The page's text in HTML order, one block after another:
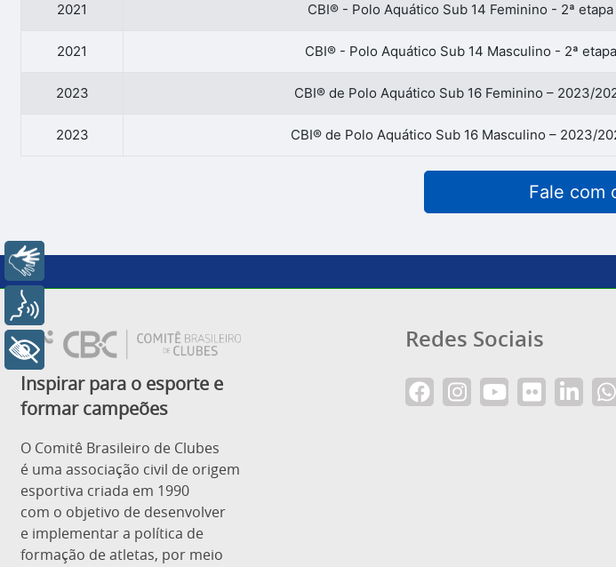
2021 CBI® - Polo Aquático Sub 14 Feminino - 2ª etapa
2021 CBI® - Polo Aquático Sub 14 Masculino - 2ª etapa
2023 CBI® de Polo Aquático Sub 16 Feminino – 2023/
2023 CBI® de Polo Aquático Sub 16 Masculino – 2023/
Fale com
Inspirar para o esporte e
formar campeões
O Comitê Brasileiro de Clubes
é uma associação civil de origem
esportiva criada em 1990
com o objetivo de desenvolver
e implementar a política de
formação de atletas, por meio
Redes Sociais
Libras
+ Acessibilidade